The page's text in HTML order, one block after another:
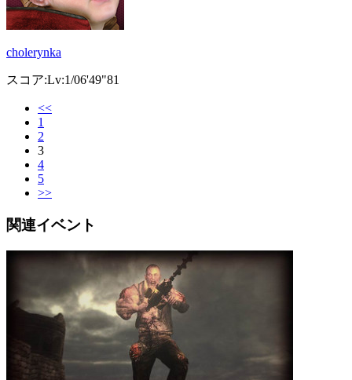
cholerynka
スコア:Lv:1/06'49"81
<<
1
2
3
4
5
>>
関連イベント